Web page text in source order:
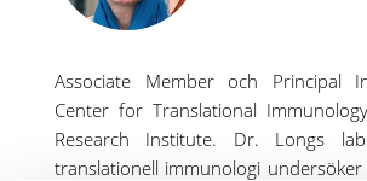
Associate Member och Principal
Center for Translational
Research Institute. Dr. Longs
translationell immunologi undersöker